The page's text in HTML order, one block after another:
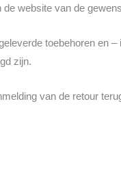
website van de
toebehoren en
zijn.
van de retour